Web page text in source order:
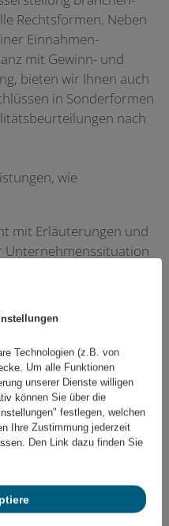
Technologien (z.B. von
Um alle Funktionen
unserer Dienste willigen
können Sie über die
festlegen, welchen
Ihre Zustimmung jederzeit
Den Link dazu finden Sie
Rechtsformen. Neben
Einnahmen-
mit Gewinn- und
bieten wir Ihnen auch
in Sonderformen
nach
wie
mit Erläuterungen und
Unternehmenssituation
des Jahresabschlusses